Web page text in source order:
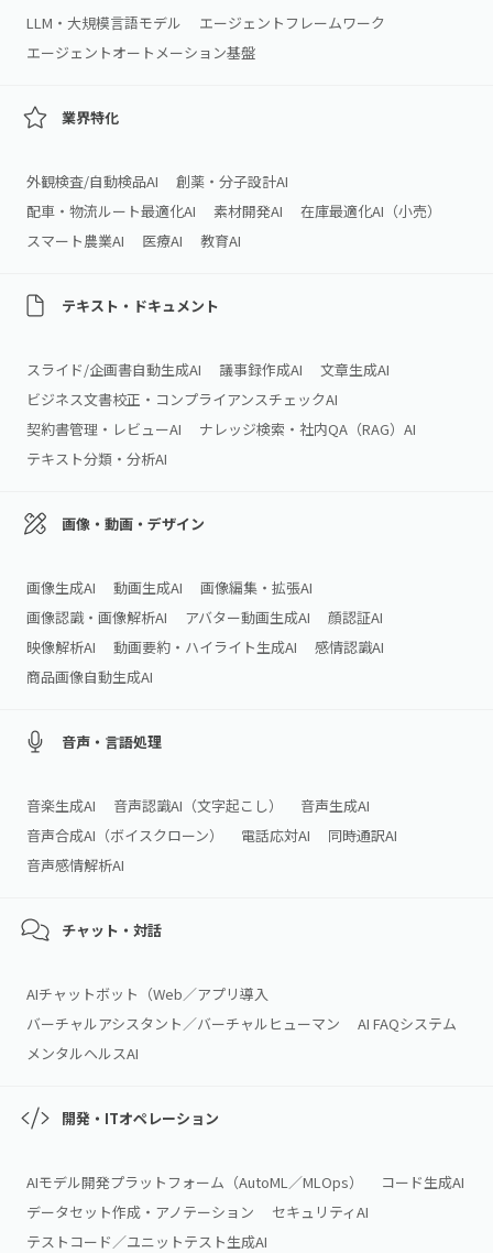
LLM・大規模言語モデル
エージェントフレームワーク
エージェントオートメーション基盤
業界特化
外観検査/自動検品AI
創薬・分子設計AI
配車・物流ルート最適化AI
素材開発AI
在庫最適化AI（小売）
スマート農業AI
医療AI 教育AI
テキスト・ドキュメント
スライド/企画書自動生成AI 議事録作成AI
文章生成AI
ビジネス文書校正・コンプライアンスチェックAI
契約書管理・レビューAI
ナレッジ検索・社内QA（RAG）AI
テキスト分類・分析AI
画像・動画・デザイン
画像生成AI 動画生成AI
画像編集・拡張AI
画像認識・画像解析AI
アバター動画生成AI
顔認証AI
映像解析AI
動画要約・ハイライト生成AI
感情認識AI
商品画像自動生成AI
音声・言語処理
音楽生成AI 音声認識AI（文字起こし）
音声生成AI
音声合成AI（ボイスクローン）
電話応対AI
同時通訳AI
音声感情解析AI
チャット・対話
AIチャットボット（Web／アプリ導入
バーチャルアシスタント／バーチャルヒューマン
AI FAQシステム
メンタルヘルスAI
開発・ITオペレーション
AIモデル開発プラットフォーム（AutoML／MLOps）
コード生成AI
データセット作成・アノテーション
セキュリティAI
テストコード／ユニットテスト生成AI